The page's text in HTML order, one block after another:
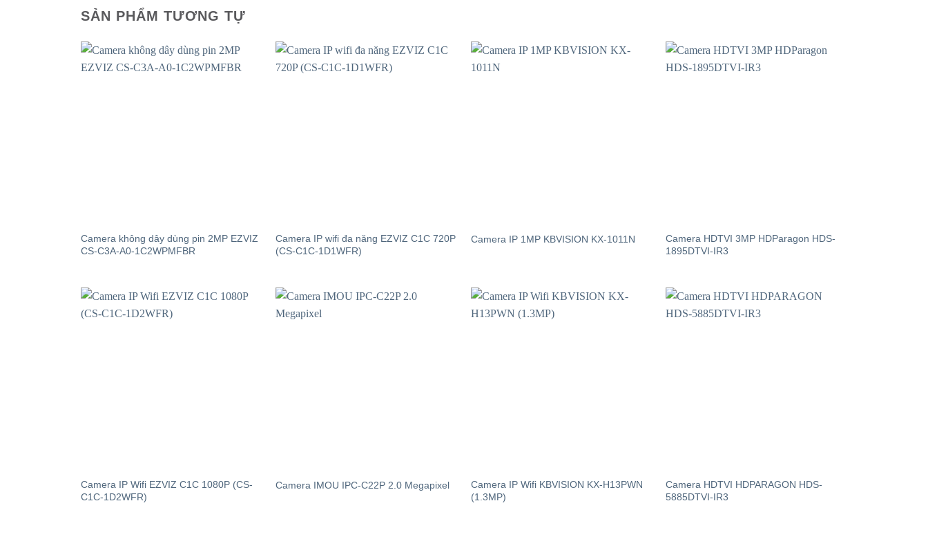
SẢN PHẨM TƯƠNG TỰ
Camera không dây dùng pin 2MP EZVIZ
CS-C3A-A0-1C2WPMFBR
Camera IP wifi đa năng EZVIZ C1C 720P
(CS-C1C-1D1WFR)
Camera IP 1MP KBVISION KX-1011N
Camera HDTVI 3MP HDParagon HDS-
1895DTVI-IR3
Camera IP Wifi EZVIZ C1C 1080P (CS-
C1C-1D2WFR)
Camera IMOU IPC-C22P 2.0 Megapixel
Camera IP Wifi KBVISION KX-H13PWN
(1.3MP)
Camera HDTVI HDPARAGON HDS-
5885DTVI-IR3